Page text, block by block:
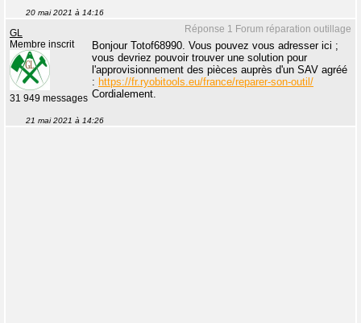
20 mai 2021 à 14:16
Réponse 1 Forum réparation outillage
GL
Membre inscrit
31 949 messages
Bonjour Totof68990. Vous pouvez vous adresser ici ;
vous devriez pouvoir trouver une solution pour
l'approvisionnement des pièces auprès d'un SAV agréé
: https://fr.ryobitools.eu/france/reparer-son-outil/
Cordialement.
21 mai 2021 à 14:26